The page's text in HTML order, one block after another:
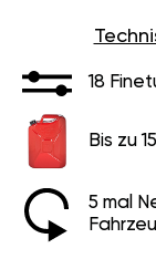
18
Bis zu
5 mal